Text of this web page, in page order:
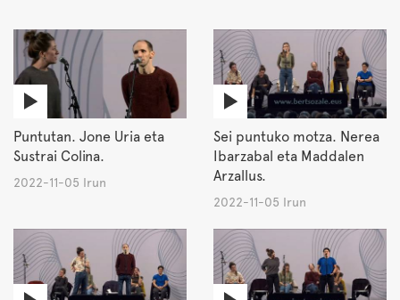
Puntutan. Jone Uria eta
Sustrai Colina.
2022-11-05 Irun
Sei puntuko motza. Nerea
Ibarzabal eta Maddalen
Arzallus.
2022-11-05 Irun